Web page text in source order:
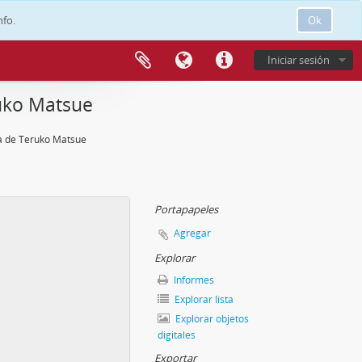
Ok
Iniciar sesión
Matsue
de Teruko Matsue
Portapapeles
Agregar
Explorar
Informes
Explorar lista
Explorar objetos
digitales
Exportar